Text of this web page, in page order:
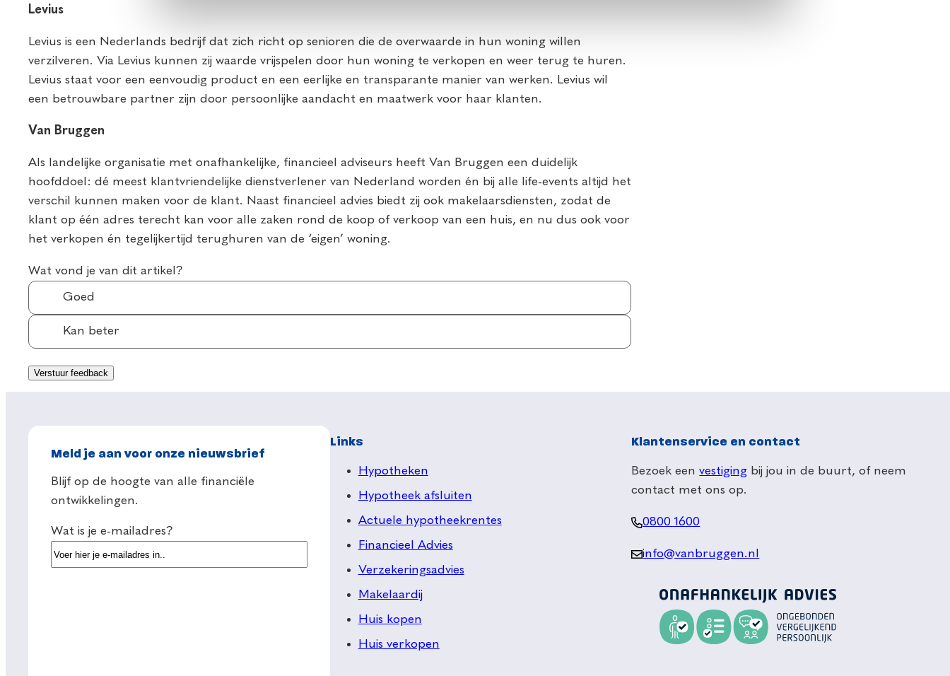
Levius
Levius is een Nederlands bedrijf dat zich richt op senioren die de overwaarde in hun woning willen
verzilveren. Via Levius kunnen zij waarde vrijspelen door hun woning te verkopen en weer terug te huren.
Levius staat voor een eenvoudig product en een eerlijke en transparante manier van werken. Levius wil
een betrouwbare partner zijn door persoonlijke aandacht en maatwerk voor haar klanten.
Van Bruggen
Als landelijke organisatie met onafhankelijke, financieel adviseurs heeft Van Bruggen een duidelijk
hoofddoel: dé meest klantvriendelijke dienstverlener van Nederland worden én bij alle life-events altijd het
verschil kunnen maken voor de klant. Naast financieel advies biedt zij ook makelaarsdiensten, zodat de
klant op één adres terecht kan voor alle zaken rond de koop of verkoop van een huis, en nu dus ook voor
het verkopen én tegelijkertijd terughuren van de ‘eigen’ woning.
Wat vond je van dit artikel?
Goed
Kan beter
Meld je aan voor onze nieuwsbrief
Blijf op de hoogte van alle financiële
ontwikkelingen.
Wat is je e-mailadres?
Links
Hypotheken
Hypotheek afsluiten
Actuele hypotheekrentes
Financieel Advies
Verzekeringsadvies
Makelaardij
Huis kopen
Huis verkopen
Klantenservice en contact
Bezoek eenvestiging bij jou in de buurt, of neem
contact met ons op.
0800 1600
info@vanbruggen.nl